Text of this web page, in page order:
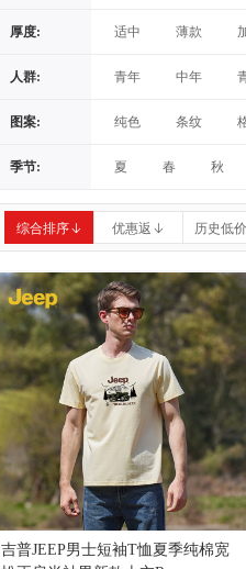
厚度: 适中 薄款
人群: 青年 中年
图案: 纯色 条纹
季节: 夏 春 秋
综合排序 优惠返 历史低价
吉普JEEP男士短袖T恤夏季纯棉宽